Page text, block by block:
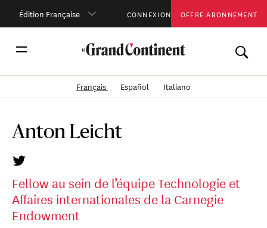
Édition Française CONNEXION OFFRE ABONNEMENT
Français Español Italiano
Anton Leicht
Fellow au sein de l’équipe Technologie et
Affaires internationales de la Carnegie
Endowment